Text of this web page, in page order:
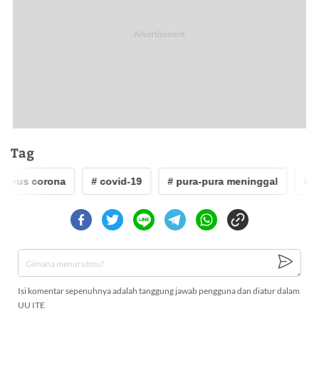
Tag
corona # covid-19 # pura-pura meninggal
Isi komentar sepenuhnya adalah tanggung jawab pengguna dan diatur dalam
UU ITE